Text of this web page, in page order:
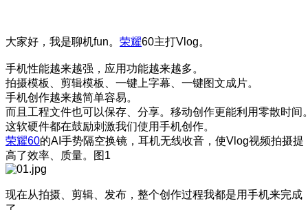
大家好，我是聊机fun。 荣耀60主打Vlog。
手机性能越来越强，应用功能越来越多。
拍摄模板、剪辑模板、一键上字幕、一键图文成片。
手机创作越来越简单容易。
而且工程文件也可以保存、分享。移动创作更能利用零散时间
这软硬件都在鼓励刺激我们使用手机创作。
荣耀60的AI手势隔空换镜，耳机无线收音，使Vlog视频拍摄提
高了效率、质量。图1
现在从拍摄、剪辑、发布，整个创作过程我都是用手机来完成